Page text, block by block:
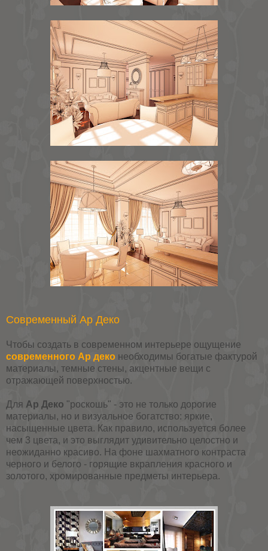
Современный Ар Деко
Чтобы создать в современном интерьере ощущение
современного Ар деко необходимы богатые фактурой
материалы, темные стены, акцентные вещи с
отражающей поверхностью.
Для Ар Деко "роскошь" - это не только дорогие
материалы, но и визуальное богатство: яркие,
насыщенные цвета. Как правило, используется более
чем 3 цвета, и это выглядит удивительно целостно и
неожиданно красиво. На фоне шахматного контраста
черного и белого - горящие вкрапления красного и
золотого, хромированные предметы интерьера.